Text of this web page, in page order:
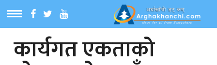
MENU
कार्यगत एकताको